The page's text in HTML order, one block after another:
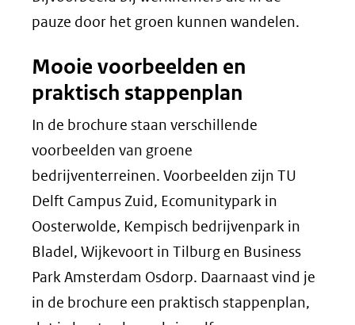
pauze door het groen kunnen wandelen.
Mooie voorbeelden en
praktisch stappenplan
In de brochure staan verschillende
voorbeelden van groene
bedrijventerreinen. Voorbeelden zijn TU
Delft Campus Zuid, Ecomunitypark in
Oosterwolde, Kempisch bedrijvenpark in
Bladel, Wijkevoort in Tilburg en Business
Park Amsterdam Osdorp. Daarnaast vind je
in de brochure een praktisch stappenplan,